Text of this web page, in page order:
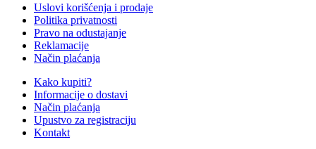
Uslovi korišćenja i prodaje
Politika privatnosti
Pravo na odustajanje
Reklamacije
Način plaćanja
Kako kupiti?
Informacije o dostavi
Način plaćanja
Upustvo za registraciju
Kontakt